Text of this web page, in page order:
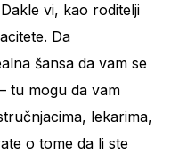
vi, kao roditelji
Da
šansa da vam se
tu mogu da vam
lekarima,
o tome da li ste